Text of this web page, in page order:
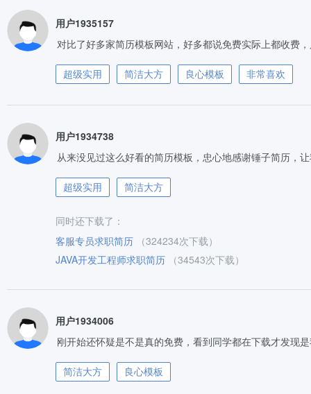
用户1935157
对比了好多家简历模板网站，好多都说免费实际上都收费
超级实用 简洁大方 良心模板 非常喜欢
用户1934738
从来没见过这么好看的简历模板，忠心地感谢锤子简历，
超级实用 简洁大方
同时还下载了：
客服专员求职简历
（324234次下载）
JAVA开发工程师求职简历
（34543次下载）
用户1934006
刚开始还怀疑是不是真的免费，看到同学都在下载才发现
简洁大方 良心模板